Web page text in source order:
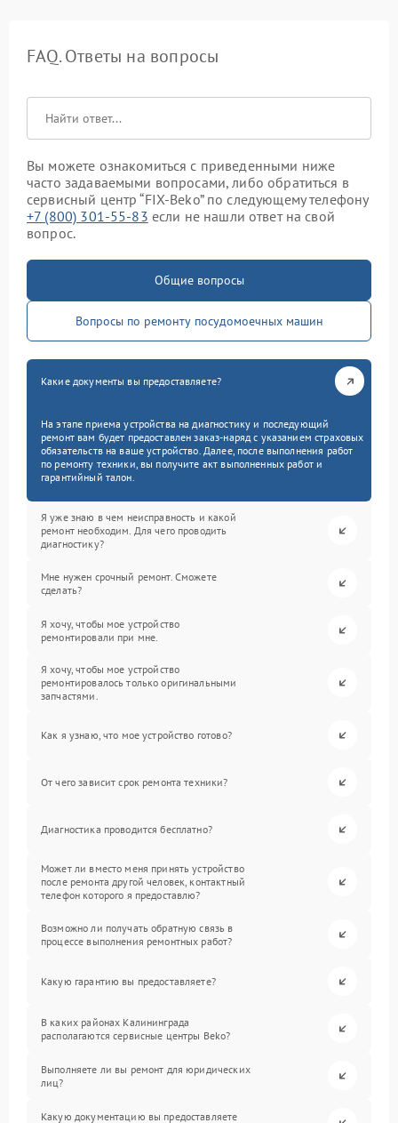
FAQ. Ответы на вопросы
Вы можете ознакомиться с приведенными ниже
часто задаваемыми вопросами, либо обратиться в
сервисный центр “FIX-Beko” по следующему телефону
+7 (800) 301-55-83 если не нашли ответ на свой
вопрос.
Общие вопросы
Вопросы по ремонту посудомоечных машин
Какие документы вы предоставляете?
На этапе приема устройства на диагностику и последующий
ремонт вам будет предоставлен заказ-наряд с указанием страховых
обязательств на ваше устройство. Далее, после выполнения работ
по ремонту техники, вы получите акт выполненных работ и
гарантийный талон.
Я уже знаю в чем неисправность и какой
ремонт необходим. Для чего проводить
диагностику?
Мне нужен срочный ремонт. Сможете
сделать?
Я хочу, чтобы мое устройство
ремонтировали при мне.
Я хочу, чтобы мое устройство
ремонтировалось только оригинальными
запчастями.
Как я узнаю, что мое устройство готово?
От чего зависит срок ремонта техники?
Диагностика проводится бесплатно?
Может ли вместо меня принять устройство
после ремонта другой человек, контактный
телефон которого я предоставлю?
Возможно ли получать обратную связь в
процессе выполнения ремонтных работ?
Какую гарантию вы предоставляете?
В каких районах Калининграда
располагаются сервисные центры Beko?
Выполняете ли вы ремонт для юридических
лиц?
Какую документацию вы предоставляете